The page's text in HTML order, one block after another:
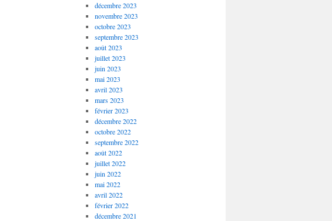
décembre 2023
novembre 2023
octobre 2023
septembre 2023
août 2023
juillet 2023
juin 2023
mai 2023
avril 2023
mars 2023
février 2023
décembre 2022
octobre 2022
septembre 2022
août 2022
juillet 2022
juin 2022
mai 2022
avril 2022
février 2022
décembre 2021